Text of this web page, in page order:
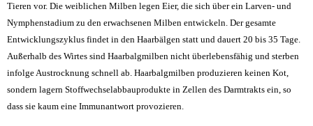
Tieren vor. Die weiblichen Milben legen Eier, die sich über ein Larven- und
Nymphenstadium zu den erwachsenen Milben entwickeln. Der gesamte
Entwicklungszyklus findet in den Haarbälgen statt und dauert 20 bis 35 Tage.
Außerhalb des Wirtes sind Haarbalgmilben nicht überlebensfähig und sterben
infolge Austrocknung schnell ab. Haarbalgmilben produzieren keinen Kot,
sondern lagern Stoffwechselabbauprodukte in Zellen des Darmtrakts ein, so
dass sie kaum eine Immunantwort provozieren.